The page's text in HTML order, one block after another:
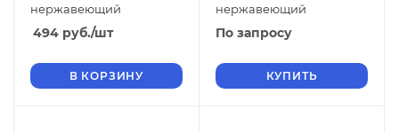
нержавеющий
494 руб./шт
В КОРЗИНУ
нержавеющий
По запросу
КУПИТЬ